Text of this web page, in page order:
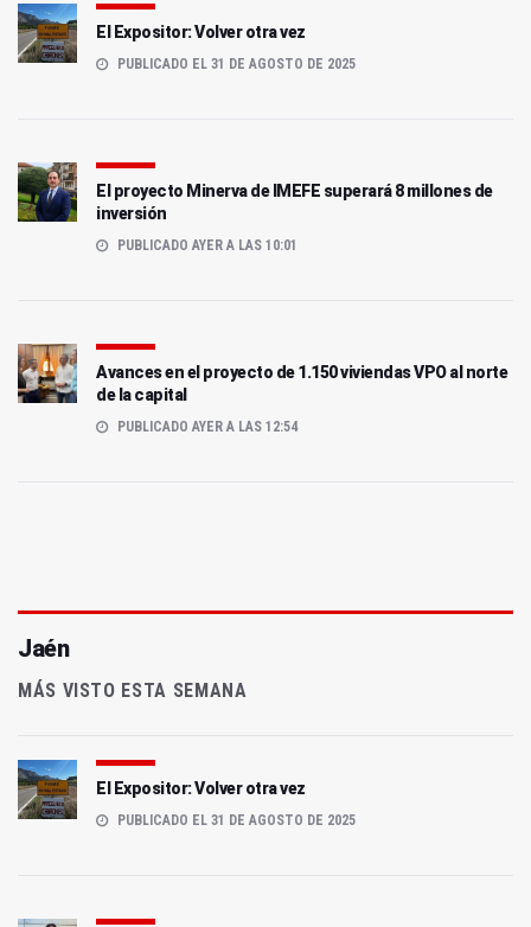
El Expositor: Volver otra vez
PUBLICADO EL 31 DE AGOSTO DE 2025
El proyecto Minerva de IMEFE superará 8 millones de
inversión
PUBLICADO AYER A LAS 10:01
Avances en el proyecto de 1.150 viviendas VPO al norte
de la capital
PUBLICADO AYER A LAS 12:54
Jaén
MÁS VISTO ESTA SEMANA
El Expositor: Volver otra vez
PUBLICADO EL 31 DE AGOSTO DE 2025